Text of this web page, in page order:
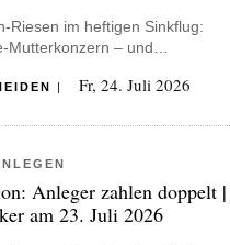
Riesen im heftigen Sinkflug:
Mutterkonzern – und…
| Fr, 24. Juli 2026
Anleger zahlen doppelt |
am 23. Juli 2026